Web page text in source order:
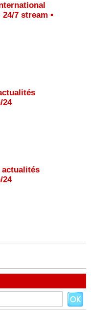
7 stream •
24
actualités
24